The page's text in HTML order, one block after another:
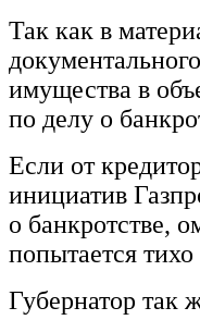
Так как в
имущества в
по делу о
Если от
инициатив
о банкротстве,
попытается
Губернатор так